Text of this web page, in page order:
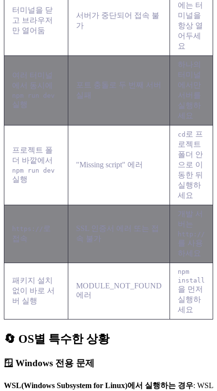
터미널을 닫
고 브라우저
만 열어둠
서버가 중단되어 접속 불
가
에는 터
미널을
항상 열
어두세
요
여러 터미널
에서 동시에
npm run dev
실행
포트 충돌로 두 번째 서버
실패
하나의
터미널
에서만
서버를
실행하
세요
프로젝트 폴
더 바깥에서
npm run dev
실행
"Missing script" 에러
cd 로 프
로젝트
폴더 안
으로 이
동한 뒤
실행하
세요
https:// 로
접속
SSL 인증서 에러 또는 접
속 불가
개발 서
버는
http://
를 사용
하세요
패키지 설치
없이 바로 서
버 실행
MODULE_NOT_FOUND
에러
npm
install
을 먼저
실행하
세요
🔄 OS별 특수한 상황
🪟 Windows 전용 문제
WSL(Windows Subsystem for Linux)에서 실행하는 경우: WSL